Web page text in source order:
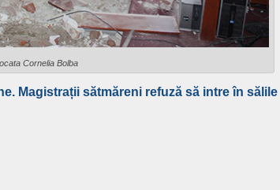
Cornelia Bolba
Magistrații sătmăreni refuză să intre în sălile